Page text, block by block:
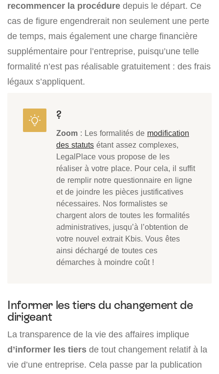
recommencer la procédure depuis le départ. Ce
cas de figure engendrerait non seulement une perte
de temps, mais également une charge financière
supplémentaire pour l’entreprise, puisqu’une telle
formalité n’est pas réalisable gratuitement : des frais
légaux s’appliquent.
?
Zoom : Les formalités de modification
des statuts étant assez complexes,
LegalPlace vous propose de les
réaliser à votre place. Pour cela, il suffit
de remplir notre questionnaire en ligne
et de joindre les pièces justificatives
nécessaires. Nos formalistes se
chargent alors de toutes les formalités
administratives, jusqu’à l’obtention de
votre nouvel extrait Kbis. Vous êtes
ainsi déchargé de toutes ces
démarches à moindre coût !
Informer les tiers du changement de
dirigeant
La transparence de la vie des affaires implique
d’informer les tiers de tout changement relatif à la
vie d’une entreprise. Cela passe par la publication